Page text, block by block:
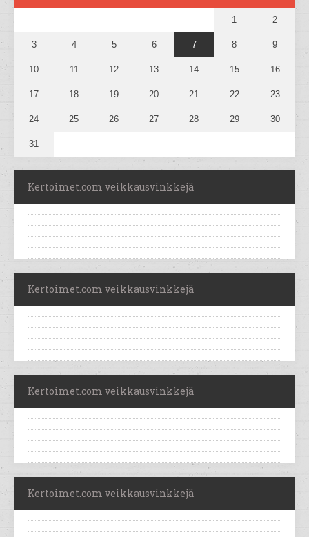
1 2
3 4 5 6 7 8 9
10 11 12 13 14 15 16
17 18 19 20 21 22 23
24 25 26 27 28 29 30
31
Kertoimet.com veikkausvinkkejä
Kertoimet.com veikkausvinkkejä
Kertoimet.com veikkausvinkkejä
Kertoimet.com veikkausvinkkejä